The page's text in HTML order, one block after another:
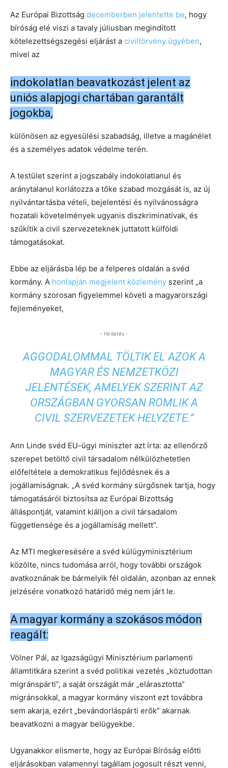
Az Európai Bizottság decemberben jelentette be, hogy
bíróság elé viszi a tavaly júliusban megindított
kötelezettségszegési eljárást a civiltörvény ügyében,
mivel az
indokolatlan beavatkozást jelent az
uniós alapjogi chartában garantált
jogokba,
különösen az egyesülési szabadság, illetve a magánélet
és a személyes adatok védelme terén.
A testület szerint a jogszabály indokolatlanul és
aránytalanul korlátozza a tőke szabad mozgását is, az új
nyilvántartásba vételi, bejelentési és nyilvánosságra
hozatali követelmények ugyanis diszkriminatívak, és
szűkítik a civil szervezeteknek juttatott külföldi
támogatásokat.
Ebbe az eljárásba lép be a felperes oldalán a svéd
kormány. A honlapján megjelent közlemény szerint „a
kormány szorosan figyelemmel követi a magyarországi
fejleményeket,
- Hirdetés -
AGGODALOMMAL TÖLTIK EL AZOK A
MAGYAR ÉS NEMZETKÖZI
JELENTÉSEK, AMELYEK SZERINT AZ
ORSZÁGBAN GYORSAN ROMLIK A
CIVIL SZERVEZETEK HELYZETE.”
Ann Linde svéd EU-ügyi miniszter azt írta: az ellenőrző
szerepet betöltő civil társadalom nélkülözhetetlen
előfeltétele a demokratikus fejlődésnek és a
jogállamiságnak. „A svéd kormány sürgősnek tartja, hogy
támogatásáról biztosítsa az Európai Bizottság
álláspontját, valamint kiálljon a civil társadalom
függetlensége és a jogállamiság mellett”.
Az MTI megkeresésére a svéd külügyminisztérium
közölte, nincs tudomása arról, hogy további országok
avatkoznának be bármelyik fél oldalán, azonban az ennek
jelzésére vonatkozó határidő még nem járt le.
A magyar kormány a szokásos módon
reagált:
Völner Pál, az Igazságügyi Minisztérium parlamenti
államtitkára szerint a svéd politikai vezetés „köztudottan
migránspárti”, a saját országát már „elárasztotta”
migránsokkal, a magyar kormány viszont ezt továbbra
sem akarja, ezért „bevándorláspárti erők” akarnak
beavatkozni a magyar belügyekbe.
Ugyanakkor elismerte, hogy az Európai Bíróság előtti
eljárásokban valamennyi tagállam jogosult részt venni,